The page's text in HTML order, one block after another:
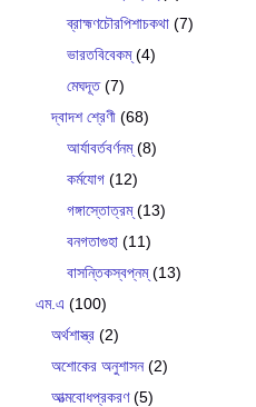
ব্রাহ্মণচৌরপিশাচকথা (7)
ভারতবিবেকম্(4)
মেঘদূত(7)
দ্বাদশ শ্রেণী (68)
আর্যাবর্তবর্ণনম্(8)
কর্মযোগ (12)
গঙ্গাস্তোত্রম্(13)
বনগতাগুহা (11)
বাসন্তিকস্বপ্নম্(13)
এম.এ (100)
অর্থশাস্ত্র (2)
অশোকের অনুশাসন(2)
আত্মবোধপ্রকরণ(5)